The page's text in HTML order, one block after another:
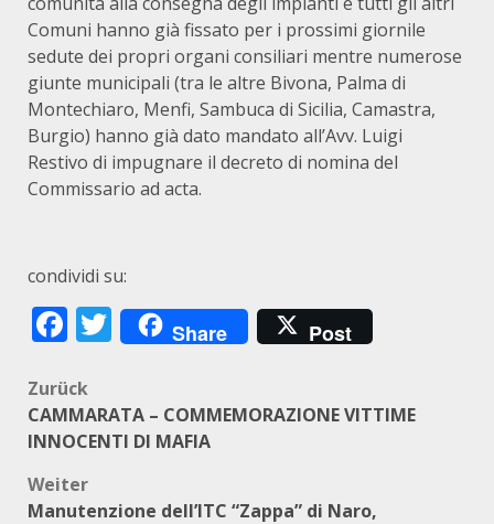
Comuni hanno già fissato per i prossimi giornile
sedute dei propri organi consiliari mentre numerose
giunte municipali (tra le altre Bivona, Palma di
Montechiaro, Menfi, Sambuca di Sicilia, Camastra,
Burgio) hanno già dato mandato all’Avv. Luigi
Restivo di impugnare il decreto di nomina del
Commissario ad acta.
condividi su:
Facebook
Twitter
Share Post
Beitragsnavigation
Zurück
CAMMARATA – COMMEMORAZIONE VITTIME
INNOCENTI DI MAFIA
Weiter
Manutenzione dell’ITC “Zappa” di Naro,